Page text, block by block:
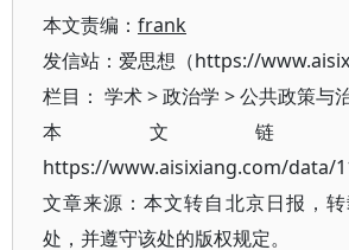
本文责编： frank
发信站：爱思想（https://
栏目： 学术>政治学 >公共政策与
本文链
https://www.aisixiang.com/data/
文章来源：本文转自北京日报，
处，并遵守该处的版权规定。